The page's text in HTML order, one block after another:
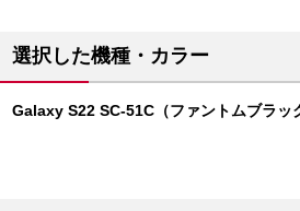
選択した機種・カラー
Galaxy S22 SC-51C（ファントムブラッ